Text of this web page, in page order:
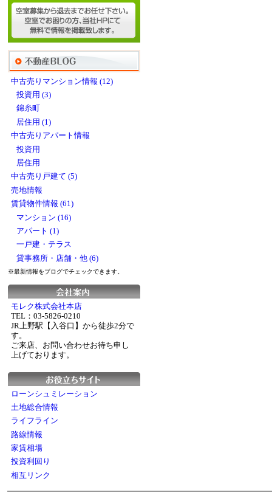
中古売りマンション情報 (12)
投資用 (3)
錦糸町
居住用 (1)
中古売りアパート情報
投資用
居住用
中古売り戸建て (5)
売地情報
賃貸物件情報 (61)
マンション (16)
アパート (1)
一戸建・テラス
貸事務所・店舗・他 (6)
※最新情報をブログでチェックできます。
モレク株式会社本店
TEL：03-5826-0210
JR上野駅【入谷口】から徒歩2分で
す。
ご来店、お問い合わせお待ち申し
上げております。
ローンシュミレーション
土地総合情報
ライフライン
路線情報
家賃相場
投資利回り
相互リンク